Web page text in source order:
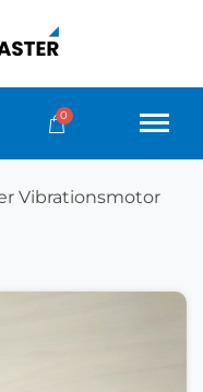
Vibrationsmotor